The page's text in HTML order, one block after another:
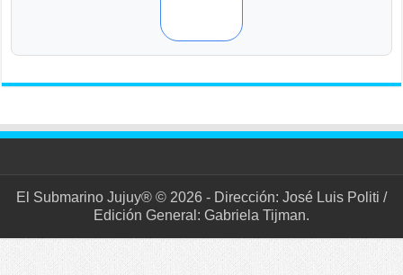
El Submarino Jujuy® © 2026 - Dirección: José Luis Politi /
Edición General: Gabriela Tijman.